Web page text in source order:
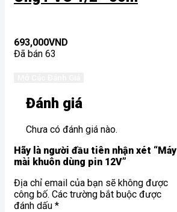
693,000VND
Đã bán 63
Đánh giá
Chưa có đánh giá nào.
Hãy là người đầu tiên nhận xét “Máy
mài khuôn dùng pin 12V”
Địa chỉ email của bạn sẽ không được
công bố. Các trường bắt buộc được
đánh dấu *